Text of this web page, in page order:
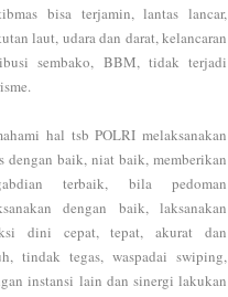
bisa terjamin, lantas lancar,
laut, udara dan darat, kelancaran
sembako, BBM, tidak terjadi
hal tsb POLRI melaksanakan
dengan baik, niat baik, memberikan
terbaik, bila pedoman
dengan baik, laksanakan
dini cepat, tepat, akurat dan
tindak tegas, waspadai swiping,
instansi lain dan sinergi lakukan